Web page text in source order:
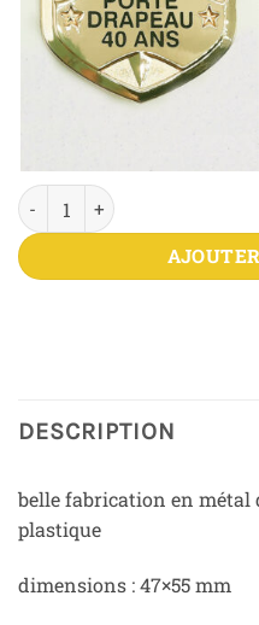
quantité de Insigne Porte-
DESCRIPTION
belle fabrication en métal
plastique
dimensions : 47×55 mm